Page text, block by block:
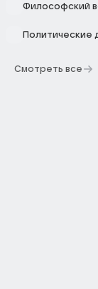
Философский
Политические
Смотреть все